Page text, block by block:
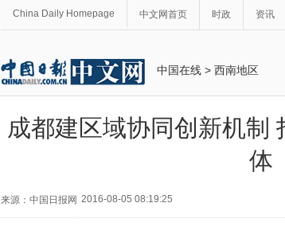
China Daily Homepage 中文网首页 时政 资讯
中国在线 > 西南地区
成都建区域协同创新机制
体
来源：中国日报网 2016-08-05 08:19:25